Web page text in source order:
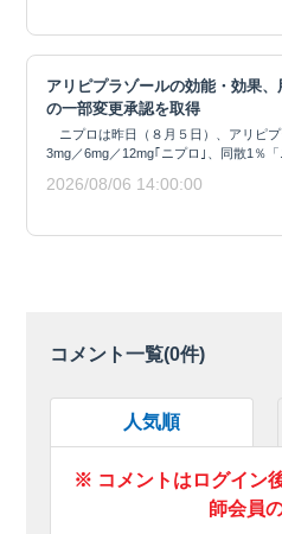
アリピプラゾールの効能・効果、
の一部変更承認を取得
ニプロは昨日（８月５日）、アリピプ
3mg／6mg／12mg｢ニプロ｣、同散1％「
2026/08/06 14:00:00
コメント一覧(0件)
人気順
※ コメントはログイン
師会員の